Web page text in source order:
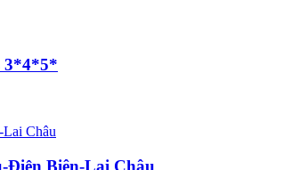
3*4*5*
Điện Biên-Lai Châu